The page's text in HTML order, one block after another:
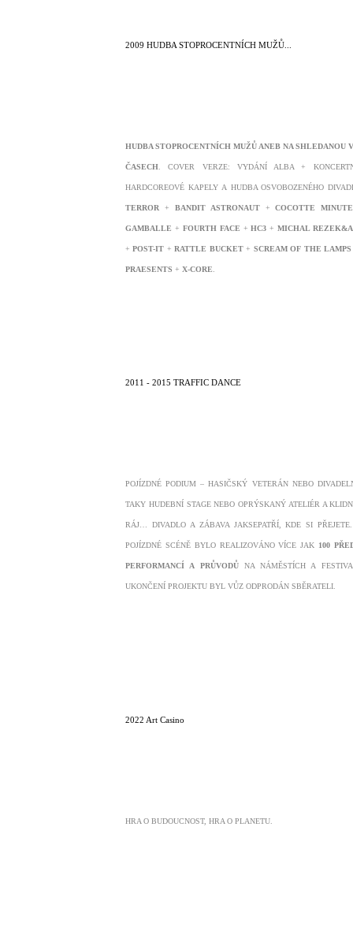
2009 HUDBA STOPROCENTNÍCH MUŽŮ...
HUDBA STOPROCENTNÍCH MUŽŮ ANEB NA SHLEDANOU
ČASECH . COVER VERZE: VYDÁNÍ ALBA +
HARDCOREOVÉ KAPELY A HUDBA OSVOBOZENÉHO
TERROR + BANDIT ASTRONAUT+COCOTTE MINUTE
GAMBALLE + FOURTH FACE +HC3 +MICHAL
+POST-IT +RATTLE BUCKET+ SCREAM OF THE LAMPS
PRAESENTS + X-CORE
2011 - 2015 TRAFFIC DANCE
POJÍZDNÉ PODIUM – HASIČSKÝ VETERÁN NEBO
TAKY HUDEBNÍ STAGE NEBO OPRÝSKANÝ ATELIÉR A
RÁJ… DIVADLO A ZÁBAVA JAKSEPATŘÍ, KDE SI
POJÍZDNÉ SCÉNĚ BYLO REALIZOVÁNO VÍCE JAK 100
PERFORMANCÍ A PRŮVODŮNA NÁMĚSTÍCH A
UKONČENÍ PROJEKTU BYL VŮZ ODPRODÁN SBĚRATELI.
2022 Art Casino
HRA O BUDOUCNOST, HRA O PLANETU.